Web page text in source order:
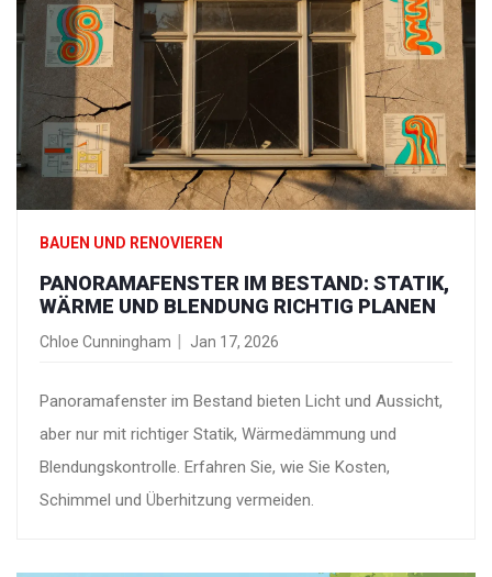
BAUEN UND RENOVIEREN
PANORAMAFENSTER IM BESTAND: STATIK,
WÄRME UND BLENDUNG RICHTIG PLANEN
Chloe Cunningham Jan 17, 2026
Panoramafenster im Bestand bieten Licht und Aussicht,
aber nur mit richtiger Statik, Wärmedämmung und
Blendungskontrolle. Erfahren Sie, wie Sie Kosten,
Schimmel und Überhitzung vermeiden.